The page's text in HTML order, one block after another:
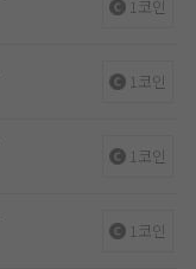
1코인
1코인
1코인
1코인